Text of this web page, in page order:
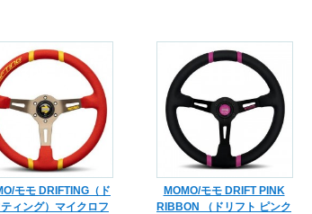
モモ DRIFTING（ド
ティング）マイクロフ
MOMO/モモ DRIFT PINK
RIBBON （ドリフト ピンク